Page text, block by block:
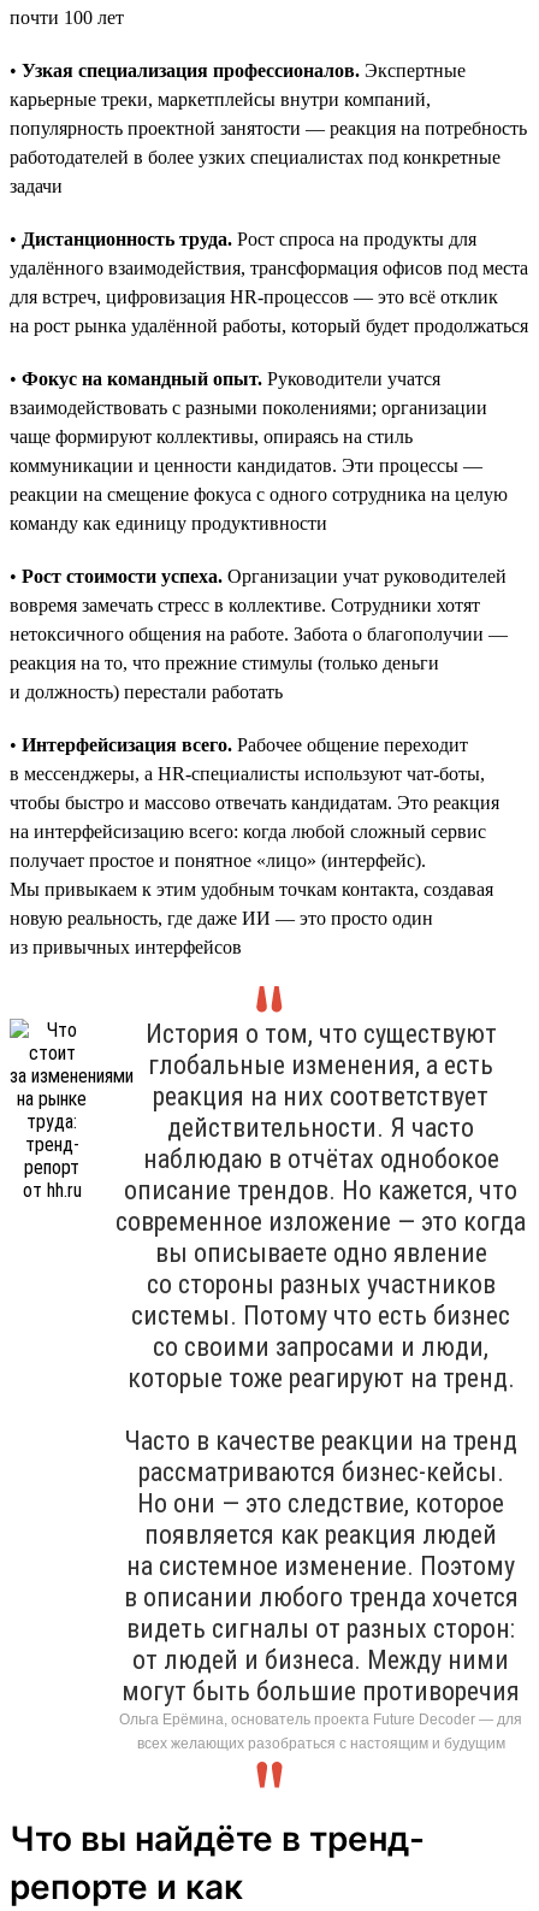
почти 100 лет
• Узкая специализация профессионалов. Экспертные
карьерные треки, маркетплейсы внутри компаний,
популярность проектной занятости — реакция на потребность
работодателей в более узких специалистах под конкретные
задачи
• Дистанционность труда. Рост спроса на продукты для
удалённого взаимодействия, трансформация офисов под места
для встреч, цифровизация HR-процессов — это всё отклик
на рост рынка удалённой работы, который будет продолжаться
• Фокус на командный опыт. Руководители учатся
взаимодействовать с разными поколениями; организации
чаще формируют коллективы, опираясь на стиль
коммуникации и ценности кандидатов. Эти процессы —
реакции на смещение фокуса с одного сотрудника на целую
команду как единицу продуктивности
• Рост стоимости успеха. Организации учат руководителей
вовремя замечать стресс в коллективе. Сотрудники хотят
нетоксичного общения на работе. Забота о благополучии —
реакция на то, что прежние стимулы (только деньги
и должность) перестали работать
• Интерфейсизация всего. Рабочее общение переходит
в мессенджеры, а HR-специалисты используют чат-боты,
чтобы быстро и массово отвечать кандидатам. Это реакция
на интерфейсизацию всего: когда любой сложный сервис
получает простое и понятное «лицо» (интерфейс).
Мы привыкаем к этим удобным точкам контакта, создавая
новую реальность, где даже ИИ — это просто один
из привычных интерфейсов
История о том, что существуют
глобальные изменения, а есть
реакция на них соответствует
действительности. Я часто
наблюдаю в отчётах однобокое
описание трендов. Но кажется, что
современное изложение — это когда
вы описываете одно явление
со стороны разных участников
системы. Потому что есть бизнес
со своими запросами и люди,
которые тоже реагируют на тренд.
Часто в качестве реакции на тренд
рассматриваются бизнес-кейсы.
Но они — это следствие, которое
появляется как реакция людей
на системное изменение. Поэтому
в описании любого тренда хочется
видеть сигналы от разных сторон:
от людей и бизнеса. Между ними
могут быть большие противоречия
Ольга Ерёмина, основатель проекта Future Decoder — для
всех желающих разобраться с настоящим и будущим
Что вы найдёте в тренд-
репорте и как